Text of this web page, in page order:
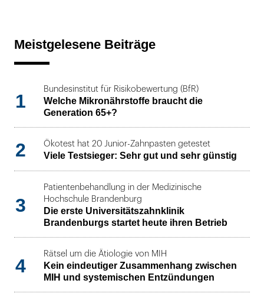
Meistgelesene Beiträge
1
Bundesinstitut für Risikobewertung (BfR)
Welche Mikronährstoffe braucht die
Generation 65+?
2 Ökotest hat 20 Junior-Zahnpasten getestet
Viele Testsieger: Sehr gut und sehr günstig
3
Patientenbehandlung in der Medizinische
Hochschule Brandenburg
Die erste Universitätszahnklinik
Brandenburgs startet heute ihren Betrieb
4
Rätsel um die Ätiologie von MIH
Kein eindeutiger Zusammenhang zwischen
MIH und systemischen Entzündungen